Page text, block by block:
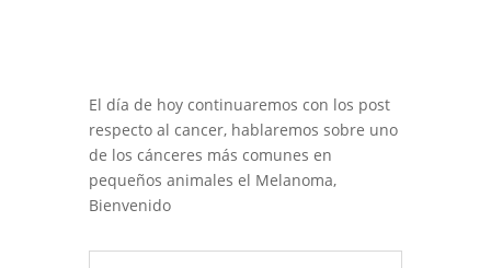
El día de hoy continuaremos con los post
respecto al cancer, hablaremos sobre uno
de los cánceres más comunes en
pequeños animales el Melanoma,
Bienvenido